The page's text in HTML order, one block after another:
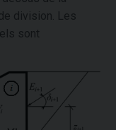
division. Les
sont